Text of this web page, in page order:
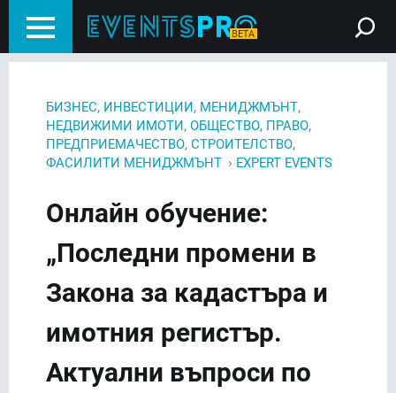
БИЗНЕС, ИНВЕСТИЦИИ, МЕНИДЖМЪНТ,
НЕДВИЖИМИ ИМОТИ, ОБЩЕСТВО, ПРАВО,
ПРЕДПРИЕМАЧЕСТВО, СТРОИТЕЛСТВО,
ФАСИЛИТИ МЕНИДЖМЪНТ › EXPERT EVENTS
Онлайн обучение:
„Последни промени в
Закона за кадастъра и
имотния регистър.
Актуални въпроси по